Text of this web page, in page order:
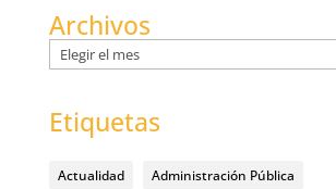
Archivos
Archivos
Etiquetas
Actualidad
Administración Pública